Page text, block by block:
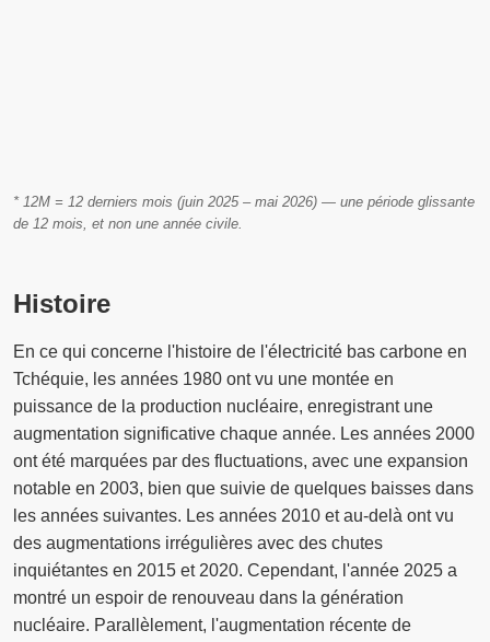
* 12M = 12 derniers mois (juin 2025 – mai 2026) — une période glissante
de 12 mois, et non une année civile.
Histoire
En ce qui concerne l'histoire de l'électricité bas carbone en
Tchéquie, les années 1980 ont vu une montée en
puissance de la production nucléaire, enregistrant une
augmentation significative chaque année. Les années 2000
ont été marquées par des fluctuations, avec une expansion
notable en 2003, bien que suivie de quelques baisses dans
les années suivantes. Les années 2010 et au-delà ont vu
des augmentations irrégulières avec des chutes
inquiétantes en 2015 et 2020. Cependant, l'année 2025 a
montré un espoir de renouveau dans la génération
nucléaire. Parallèlement, l'augmentation récente de